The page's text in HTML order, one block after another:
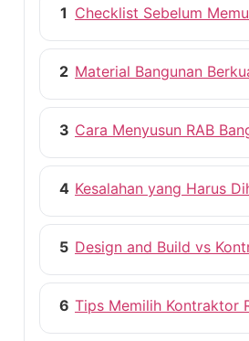
1 Checklist Sebelum
2 Material Bangunan
3 Cara Menyusun RAB
4 Kesalahan yang Harus
5 Design and Build vs
6 Tips Memilih Kontraktor